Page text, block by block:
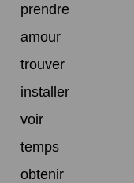
prendre
amour
trouver
installer
voir
temps
obtenir